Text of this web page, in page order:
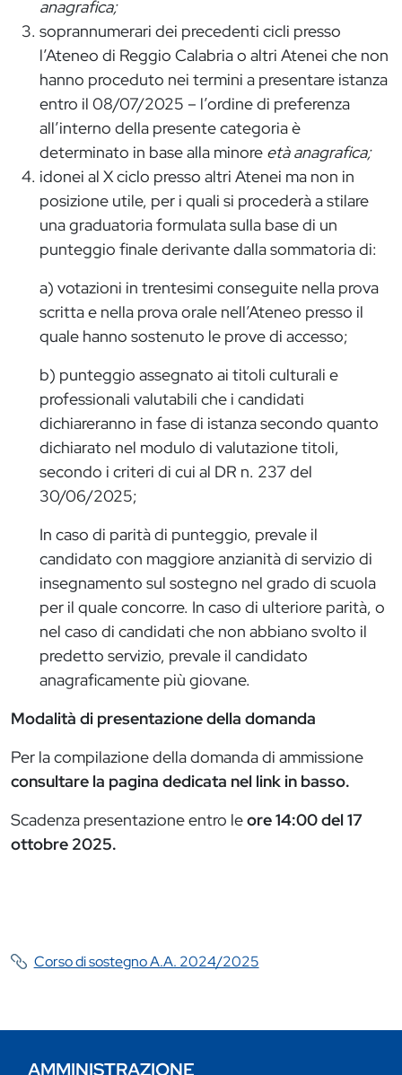
anagrafica;
soprannumerari dei precedenti cicli presso
l’Ateneo di Reggio Calabria o altri Atenei che non
hanno proceduto nei termini a presentare istanza
entro il 08/07/2025 – l’ordine di preferenza
all’interno della presente categoria è
determinato in base alla minore età anagrafica;
idonei al X ciclo presso altri Atenei ma non in
posizione utile, per i quali si procederà a stilare
una graduatoria formulata sulla base di un
punteggio finale derivante dalla sommatoria di:
a) votazioni in trentesimi conseguite nella prova
scritta e nella prova orale nell’Ateneo presso il
quale hanno sostenuto le prove di accesso;
b) punteggio assegnato ai titoli culturali e
professionali valutabili che i candidati
dichiareranno in fase di istanza secondo quanto
dichiarato nel modulo di valutazione titoli,
secondo i criteri di cui al DR n. 237 del
30/06/2025;
In caso di parità di punteggio, prevale il
candidato con maggiore anzianità di servizio di
insegnamento sul sostegno nel grado di scuola
per il quale concorre. In caso di ulteriore parità, o
nel caso di candidati che non abbiano svolto il
predetto servizio, prevale il candidato
anagraficamente più giovane.
Modalità di presentazione della domanda
Per la compilazione della domanda di ammissione
consultare la pagina dedicata nel link in basso.
Scadenza presentazione entro leore 14:00 del 17
ottobre 2025.
Corso di sostegno A.A. 2024/2025
AMMINISTRAZIONE